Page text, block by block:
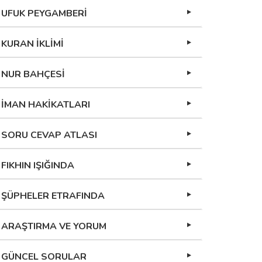
UFUK PEYGAMBERİ
KURAN İKLİMİ
NUR BAHÇESİ
İMAN HAKİKATLARI
SORU CEVAP ATLASI
FIKHIN IŞIĞINDA
ŞÜPHELER ETRAFINDA
ARAŞTIRMA VE YORUM
GÜNCEL SORULAR